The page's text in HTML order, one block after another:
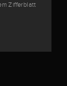
Zifferblatt